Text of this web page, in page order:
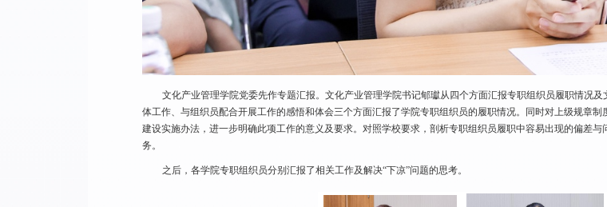
文化产业管理学院党委先作专题汇报。文化产业管理学院书记郇瓛从四个方面汇报专职组织员履职情况
体工作、与组织员配合开展工作的感悟和体会三个方面汇报了学院专职组织员的履职情况。同时对上级规章
建设实施办法，进一步明确此项工作的意义及要求。对照学校要求，剖析专职组织员履职中容易出现的偏差
务。
之后，各学院专职组织员分别汇报了相关工作及解决“下凉”问题的思考。